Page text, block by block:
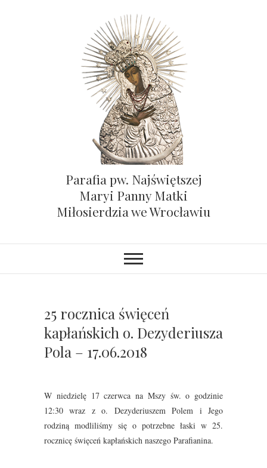
Parafia pw. Najświętszej
Maryi Panny Matki
Miłosierdzia we Wrocławiu
25 rocznica święceń
kapłańskich o. Dezyderiusza
Pola – 17.06.2018
W niedzielę 17 czerwca na Mszy św. o godzinie
12:30 wraz z o. Dezyderiuszem Polem i Jego
rodziną modliliśmy się o potrzebne łaski w 25.
rocznicę święceń kapłańskich naszego Parafianina.